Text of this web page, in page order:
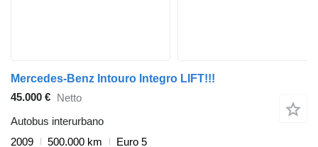
Mercedes-Benz Intouro Integro LIFT!!!
45.000 € Netto
Autobus interurbano
2009
500.000 km
Euro 5